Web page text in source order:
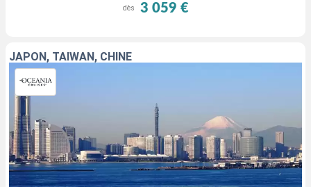
dès 3 059 €
JAPON, TAÏWAN, CHINE